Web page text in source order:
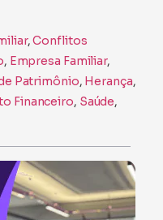
, Conflitos
, Empresa Familiar
Patrimônio, Herança
Financeiro, Saúde